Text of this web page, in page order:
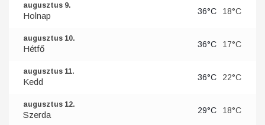
augusztus 9.
Holnap 36°C 18°C
augusztus 10.
Hétfő 36°C 17°C
augusztus 11.
Kedd 36°C 22°C
augusztus 12.
Szerda 29°C 18°C